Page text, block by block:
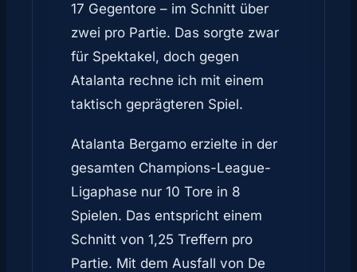
17 Gegentore – im Schnitt über
zwei pro Partie. Das sorgte zwar
für Spektakel, doch gegen
Atalanta rechne ich mit einem
taktisch geprägteren Spiel.
Atalanta Bergamo erzielte in der
gesamten Champions-League-
Ligaphase nur 10 Tore in 8
Spielen. Das entspricht einem
Schnitt von 1,25 Treffern pro
Partie. Mit dem Ausfall von De